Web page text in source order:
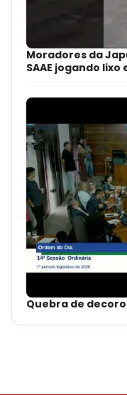
Moradores da
SAAE jogando
Quebra de